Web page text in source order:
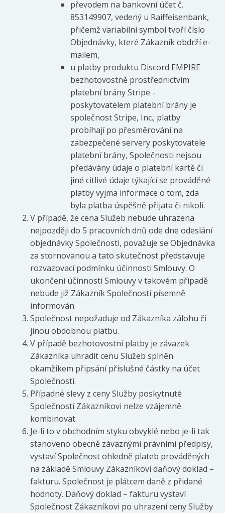
převodem na bankovní účet č.
853149907, vedený u Raiffeisenbank,
přičemž variabilní symbol tvoří číslo
Objednávky, které Zákazník obdrží e-
mailem,
u platby produktu Discord EMPIRE
bezhotovostně prostřednictvím
platební brány Stripe -
poskytovatelem platební brány je
společnost Stripe, Inc.; platby
probíhají po přesměrování na
zabezpečené servery poskytovatele
platební brány, Společnosti nejsou
předávány údaje o platební kartě či
jiné citlivé údaje týkající se prováděné
platby vyjma informace o tom, zda
byla platba úspěšně přijata či nikoli.
V případě, že cena Služeb nebude uhrazena
nejpozději do 5 pracovních dnů ode dne odeslání
objednávky Společnosti, považuje se Objednávka
za stornovanou a tato skutečnost představuje
rozvazovací podmínku účinnosti Smlouvy. O
ukončení účinnosti Smlouvy v takovém případě
nebude již Zákazník Společností písemně
informován.
Společnost nepožaduje od Zákazníka zálohu či
jinou obdobnou platbu.
V případě bezhotovostní platby je závazek
Zákazníka uhradit cenu Služeb splněn
okamžikem připsání příslušné částky na účet
Společnosti.
Případné slevy z ceny Služby poskytnuté
Společností Zákazníkovi nelze vzájemně
kombinovat.
Je-li to v obchodním styku obvyklé nebo je-li tak
stanoveno obecně závaznými právními předpisy,
vystaví Společnost ohledně plateb prováděných
na základě Smlouvy Zákazníkovi daňový doklad –
fakturu. Společnost je plátcem daně z přidané
hodnoty. Daňový doklad – fakturu vystaví
Společnost Zákazníkovi po uhrazení ceny Služby